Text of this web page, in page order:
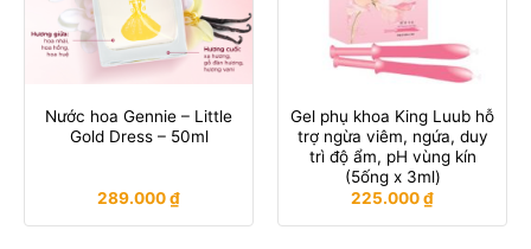
Nước hoa Gennie – Little
Gold Dress – 50ml
289.000₫
Gel phụ khoa King Luub hỗ
trợ ngừa viêm, ngứa, duy
trì độ ẩm, pH vùng kín
(5ống x 3ml)
225.000₫